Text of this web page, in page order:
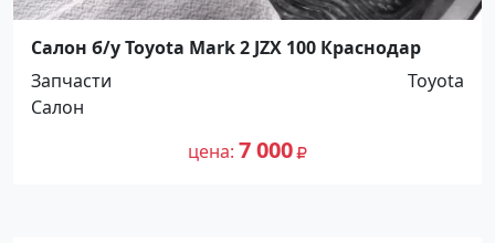
Салон б/у Toyota Mark 2 JZX 100 Краснодар
Запчасти
Toyota
Салон
цена 7 000